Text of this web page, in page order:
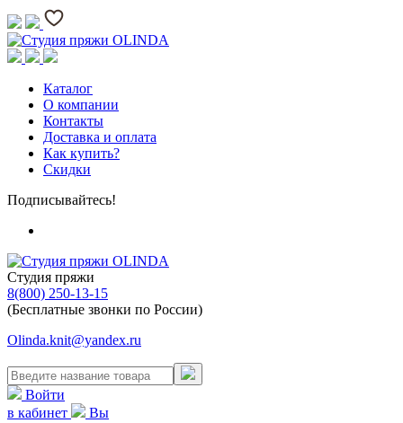
Каталог
О компании
Контакты
Доставка и оплата
Как купить?
Скидки
Подписывайтесь!
Студия пряжи
8(800) 250-13-15
(Бесплатные звонки по России)
Olinda.knit@yandex.ru
Войти
в кабинет
Вы